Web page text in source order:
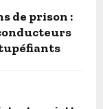
de prison :